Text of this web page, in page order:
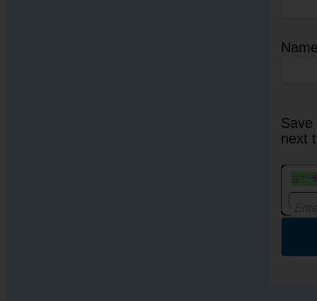
next